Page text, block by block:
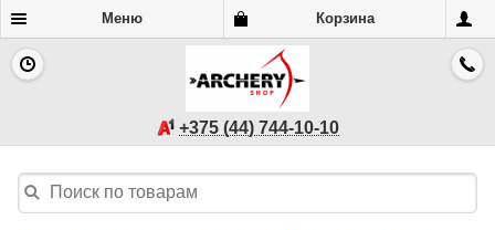
Меню Корзина
+375 (44) 744-10-10